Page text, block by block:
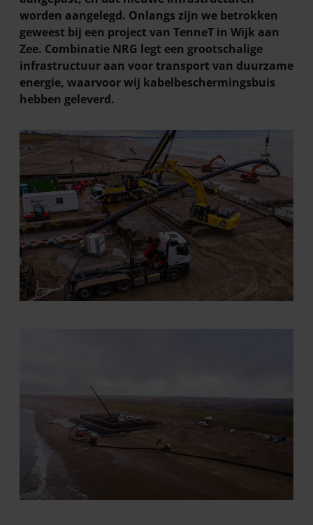
worden aangelegd. Onlangs zijn we betrokken
geweest bij een project van TenneT in Wijk aan
Zee. Combinatie NRG legt een grootschalige
infrastructuur aan voor transport van duurzame
energie, waarvoor wij kabelbeschermingsbuis
hebben geleverd.